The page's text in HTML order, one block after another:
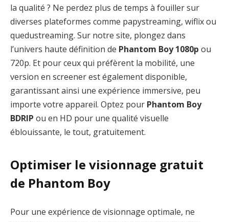
la qualité ? Ne perdez plus de temps à fouiller sur
diverses plateformes comme papystreaming, wiflix ou
quedustreaming. Sur notre site, plongez dans
l’univers haute définition de Phantom Boy 1080p ou
720p. Et pour ceux qui préfèrent la mobilité, une
version en screener est également disponible,
garantissant ainsi une expérience immersive, peu
importe votre appareil. Optez pour Phantom Boy
BDRIP ou en HD pour une qualité visuelle
éblouissante, le tout, gratuitement.
Optimiser le visionnage gratuit
de Phantom Boy
Pour une expérience de visionnage optimale, ne